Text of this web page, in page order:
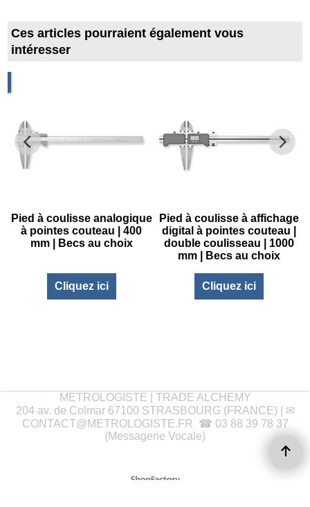
Ces articles pourraient également vous
intéresser
Pied à coulisse analogique
à pointes couteau | 400
mm | Becs au choix
Cliquez ici
Pied à coulisse à affichage
digital à pointes couteau |
double coulisseau | 1000
mm | Becs au choix
Cliquez ici
METROLOGISTE | TRADE ALCHEMY
204 av. de Colmar 67100 STRASBOURG (FRANCE) | ✉
CONTACT@METROLOGISTE.FR ☎ 03 88 39 78 37
(Messagerie Vocale)
Boutique en ligne créés